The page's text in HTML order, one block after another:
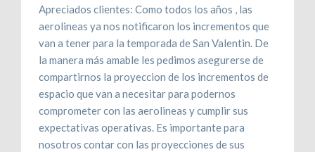
Apreciados clientes: Como todos los años , las
aerolineas ya nos notificaron los incrementos que
van a tener para la temporada de San Valentin. De
la manera más amable les pedimos asegurerse de
compartirnos la proyeccion de los incrementos de
espacio que van a necesitar para podernos
comprometer con las aerolineas y cumplir sus
expectativas operativas. Es importante para
nosotros contar con las proyecciones de sus